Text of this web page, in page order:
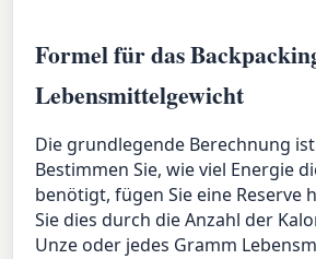
Formel für das
Lebensmittelgewicht
Die grundlegende Berechnung
Bestimmen Sie, wie viel Energie
benötigt, fügen Sie eine Reserve
Sie dies durch die Anzahl der
Unze oder jedes Gramm